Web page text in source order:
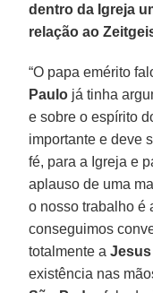
dentro da Igreja
relação ao
“O papa emérito
Paulo já tinha
e sobre o espírito
importante e deve
fé, para a Igreja e
aplauso de uma
o nosso trabalho é
conseguimos
totalmente a
existência nas